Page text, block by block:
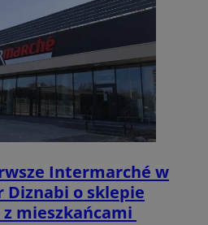
Intermarché w
Diznabi o sklepie
mieszkańcami